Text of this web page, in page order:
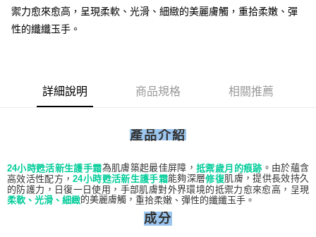
台新國際商業銀行
中國信託商業銀行
台灣樂天信用卡公司
元大商業銀行
永豐商業銀行
玉山商業銀行
禦力愈來愈高，呈現柔軟、光滑、細緻的美麗膚觸，重拾柔嫩、彈
性的纖纖玉手。
詳細說明 商品規格 相關推薦
產品介紹
24小時甦活新生護手霜為肌膚築起最佳屏障，抵禦歲月的痕跡 。由於蘊含
高效活性配方，24小時甦活新生護手霜能夠深層修復肌膚，提供長效持久
的防護力，日復一日使用，手部肌膚對外界環境的抵禦力愈來愈高， 呈現
柔軟、光滑、細緻的美麗膚觸， 重拾柔嫩、彈性的纖纖玉手。
成分